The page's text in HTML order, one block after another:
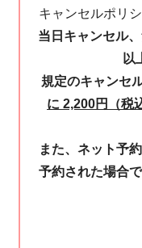
キャンセルポリ
当日キャンセル
以
規定のキャンセ
に 2,200円（税
また、ネット予
予約された場合